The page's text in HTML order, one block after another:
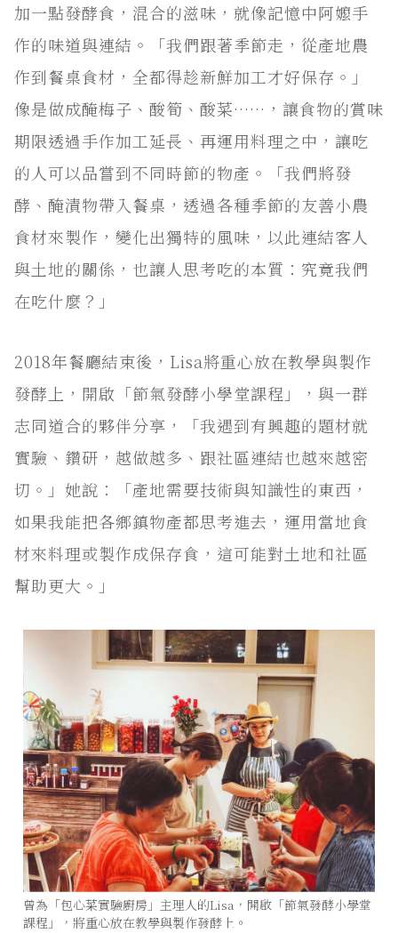
加一點發酵食，混合的滋味，就像記憶中阿嬤手
作的味道與連結。「我們跟著季節走，從產地農
作到餐桌食材，全都得趁新鮮加工才好保存。」
像是做成醃梅子、酸筍、酸菜……，讓食物的賞味
期限透過手作加工延長、再運用料理之中，讓吃
的人可以品嘗到不同時節的物產。「我們將發
酵、醃漬物帶入餐桌，透過各種季節的友善小農
食材來製作，變化出獨特的風味，以此連結客人
與土地的關係，也讓人思考吃的本質：究竟我們
在吃什麼？」
2018年餐廳結束後，Lisa將重心放在教學與製作
發酵上，開啟「節氣發酵小學堂課程」，與一群
志同道合的夥伴分享，「我遇到有興趣的題材就
實驗、鑽研，越做越多、跟社區連結也越來越密
切。」她說：「產地需要技術與知識性的東西，
如果我能把各鄉鎮物產都思考進去，運用當地食
材來料理或製作成保存食，這可能對土地和社區
幫助更大。」
曾為「包心菜實驗廚房」主理人的Lisa，開啟「節氣發酵小學堂
課程」，將重心放在教學與製作發酵上。